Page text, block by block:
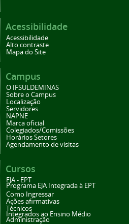
Acessibilidade
Acessibilidade
Alto contraste
Mapa do Site
Campus
O IFSULDEMINAS
Sobre o Campus
Localização
Servidores
NAPNE
Marca oficial
Colegiados/Comissões
Horários Setores
Agendamento de visitas
Cursos
EJA - EPT
Programa EJA Integrada à EPT
Como Ingressar
Ações afirmativas
Técnicos
Integrados ao Ensino Médio
Administração